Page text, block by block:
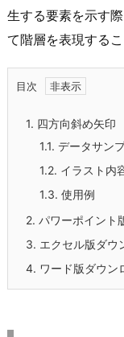
生する要素を示す
て階層を表現するこ
目次
1. 四方向斜め矢印
1.1. データサン
1.2. イラスト内
1.3. 使用例
2. パワーポイント
3. エクセル版ダウ
4. ワード版ダウン